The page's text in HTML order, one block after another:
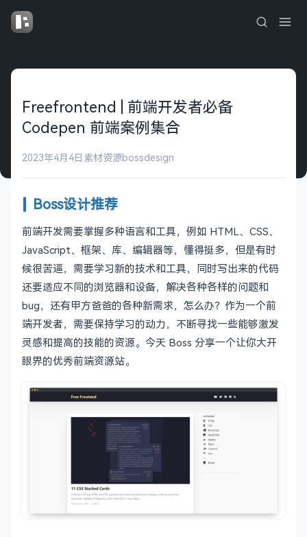
Freefrontend | 前端开发者必备
Codepen 前端案例集合
2023年4月4日 素材资源bossdesign
Boss设计推荐
前端开发需要掌握多种语言和工具，例如 HTML、CSS、
JavaScript、框架、库、编辑器等，懂得挺多，但是有时
候很苦逼，需要学习新的技术和工具，同时写出来的代码
还要适应不同的浏览器和设备，解决各种各样的问题和
bug，还有甲方爸爸的各种新需求，怎么办？作为一个前
端开发者，需要保持学习的动力，不断寻找一些能够激发
灵感和提高的技能的资源。今天 Boss 分享一个让你大开
眼界的优秀前端资源站。